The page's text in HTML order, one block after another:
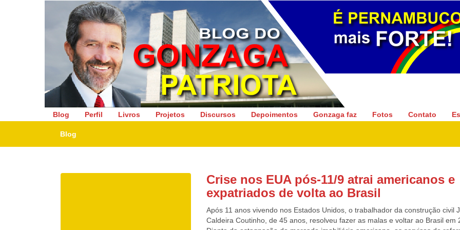
Gonzaga Patriota
Deputado Federal
Blog Perfil Livros Projetos Discursos Depoimentos Gonzaga faz Fotos Contato
Blog
Crise nos EUA pós-11/9 atrai americanos e
expatriados de volta ao Brasil
Após 11 anos vivendo nos Estados Unidos, o trabalhador da construção civil
Caldeira Coutinho, de 45 anos, resolveu fazer as malas e voltar ao Brasil em